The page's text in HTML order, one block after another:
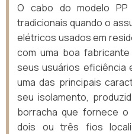
O cabo do modelo
tradicionais quando o
elétricos usados em
com uma boa
seus usuários eficiência
uma das principais
seu isolamento,
borracha que fornece
dois ou três fios